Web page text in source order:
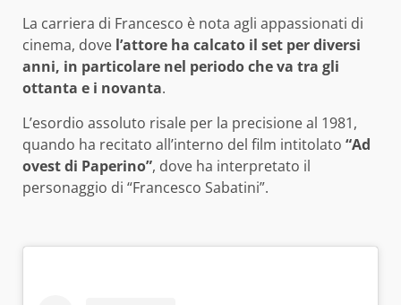
La carriera di Francesco è nota agli appassionati di
cinema, dove l’attore ha calcato il set per diversi
anni, in particolare nel periodo che va tra gli
ottanta e i novanta.
L’esordio assoluto risale per la precisione al 1981,
quando ha recitato all’interno del film intitolato “Ad
ovest di Paperino”, dove ha interpretato il
personaggio di “Francesco Sabatini”.